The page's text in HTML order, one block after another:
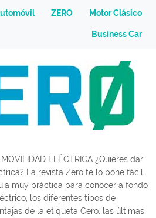
ZERO Motor Clásico
Business Car
MOVILIDAD ELÉCTRICA ¿Quieres dar
La revista Zero te lo pone fácil.
muy práctica para conocer a fondo
los diferentes tipos de
de la etiqueta Cero, las últimas